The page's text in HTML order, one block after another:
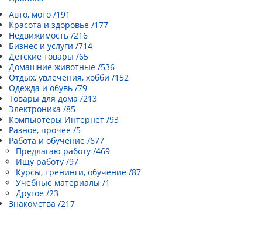
Каталог сайтов
| Регистрация |
Авто, мото /191
Красота и здоровье /177
Недвижимость /216
Бизнес и услуги /714
Детские товары /65
Домашние животные /536
Отдых, увлечения, хобби /152
Одежда и обувь /79
Товары для дома /213
Электроника /85
Компьютеры Интернет /93
Разное, прочее /5
Работа и обучение /677
Предлагаю работу /469
Ищу работу /97
Курсы, тренинги, обучение /87
Учебные материалы /1
Другое /23
Знакомства /217